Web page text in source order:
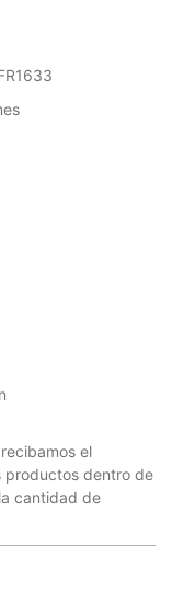
el
productos dentro de
cantidad de